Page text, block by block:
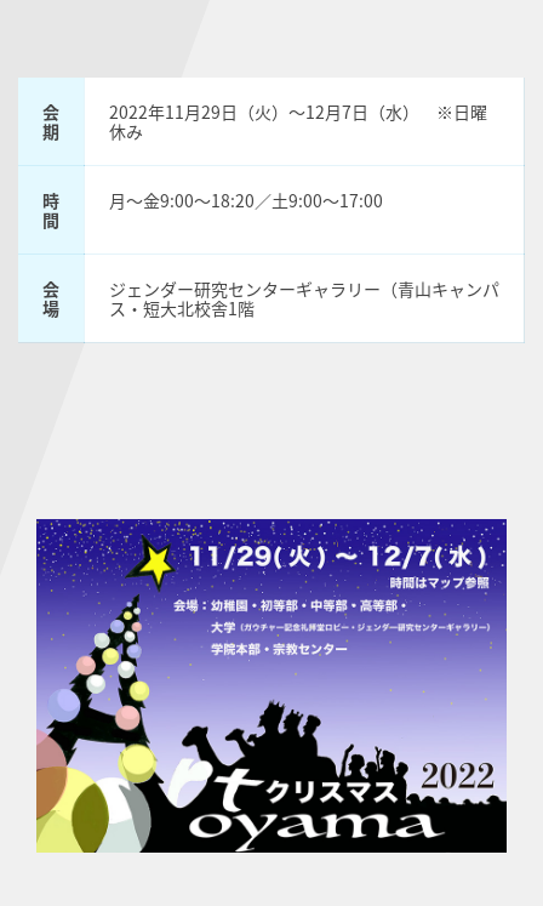
会
期
2022年11月29日（火）〜12月7日（水） ※日曜
休み
時
間
月〜金9:00〜18:20／土9:00〜17:00
会
場
ジェンダー研究センターギャラリー（青山キャンパ
ス・短大北校舎1階